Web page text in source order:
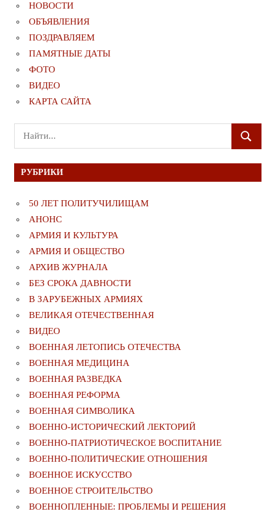
НОВОСТИ
ОБЪЯВЛЕНИЯ
ПОЗДРАВЛЯЕМ
ПАМЯТНЫЕ ДАТЫ
ФОТО
ВИДЕО
КАРТА САЙТА
Поиск
для:
ПОИСК
РУБРИКИ
50 ЛЕТ ПОЛИТУЧИЛИЩАМ
АНОНС
АРМИЯ И КУЛЬТУРА
АРМИЯ И ОБЩЕСТВО
АРХИВ ЖУРНАЛА
БЕЗ СРОКА ДАВНОСТИ
В ЗАРУБЕЖНЫХ АРМИЯХ
ВЕЛИКАЯ ОТЕЧЕСТВЕННАЯ
ВИДЕО
ВОЕННАЯ ЛЕТОПИСЬ ОТЕЧЕСТВА
ВОЕННАЯ МЕДИЦИНА
ВОЕННАЯ РАЗВЕДКА
ВОЕННАЯ РЕФОРМА
ВОЕННАЯ СИМВОЛИКА
ВОЕННО-ИСТОРИЧЕСКИЙ ЛЕКТОРИЙ
ВОЕННО-ПАТРИОТИЧЕСКОЕ ВОСПИТАНИЕ
ВОЕННО-ПОЛИТИЧЕСКИE ОТНОШЕНИЯ
ВОЕННОЕ ИСКУССТВО
ВОЕННОЕ СТРОИТЕЛЬСТВО
ВОЕННОПЛЕННЫЕ: ПРОБЛЕМЫ И РЕШЕНИЯ